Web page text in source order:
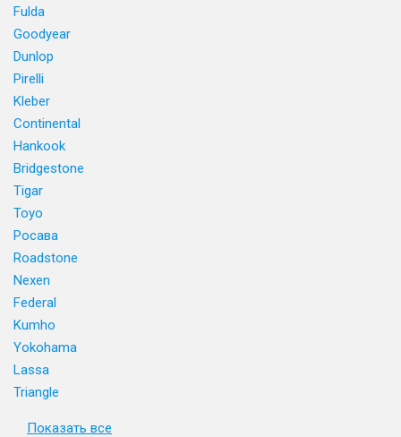
Fulda
Goodyear
Dunlop
Pirelli
Kleber
Continental
Hankook
Bridgestone
Tigar
Toyo
Росава
Roadstone
Nexen
Federal
Kumho
Yokohama
Lassa
Triangle
Показать все